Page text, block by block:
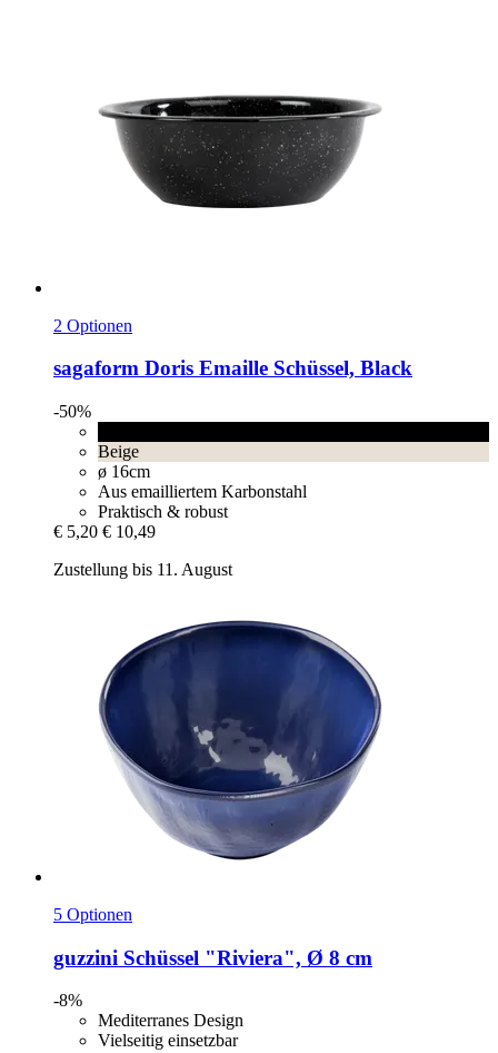
2 Optionen
sagaform Doris Emaille Schüssel, Black
-50%
Beige
ø 16cm
Aus emailliertem Karbonstahl
Praktisch & robust
€ 5,20 € 10,49
Zustellung bis 11. August
5 Optionen
guzzini Schüssel "Riviera", Ø 8 cm
-8%
Mediterranes Design
Vielseitig einsetzbar